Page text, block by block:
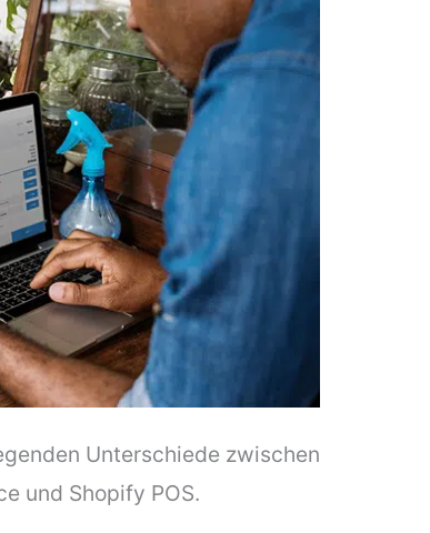
Unterschiede zwischen
und Shopify POS.